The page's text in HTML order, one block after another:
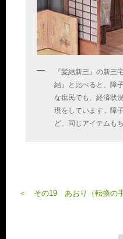
『髪結新三』の新三
結』と比べると、障
な庶民でも、経済状
現をしています。障
ど、同じアイテムも
＜ その19 あおり（転換の手